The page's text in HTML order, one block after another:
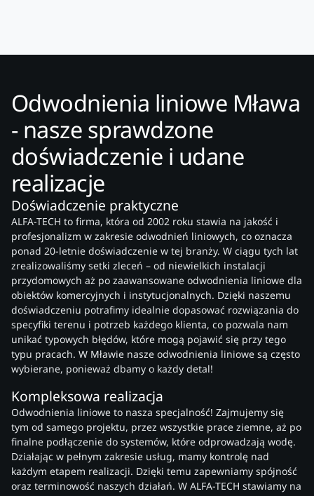
Odwodnienia liniowe Mława
- nasze sprawdzone
doświadczenie i udane
realizacje
Doświadczenie praktyczne
ALFA-TECH to firma, która od 2002 roku stawia na jakość i
profesjonalizm w zakresie odwodnień liniowych, co oznacza
ponad 20-letnie doświadczenie w tej branży. W ciągu tych lat
zrealizowaliśmy setki zleceń – od niewielkich instalacji
przydomowych aż po zaawansowane odwodnienia liniowe dla
obiektów komercyjnych i instytucjonalnych. Dzięki naszemu
doświadczeniu potrafimy idealnie dopasować rozwiązania do
specyfiki terenu i potrzeb każdego klienta, co pozwala nam
unikać typowych błędów, które mogą pojawić się przy tego
typu pracach. W Mławie nasze odwodnienia liniowe są często
wybierane, ponieważ dbamy o każdy detal!
Kompleksowa realizacja
Odwodnienia liniowe to nasza specjalność! Zajmujemy się
tym od samego projektu, przez wszystkie prace ziemne, aż po
finalne podłączenie do systemów, które odprowadzają wodę.
Działając w pełnym zakresie usług, mamy kontrolę nad
każdym etapem realizacji. Dzięki temu zapewniamy spójność
oraz terminowość naszych działań. W ALFA-TECH stawiamy na